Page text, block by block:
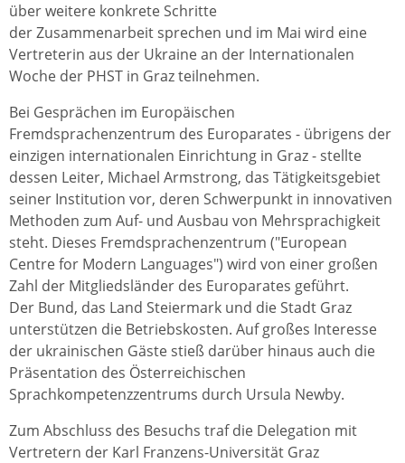
über weitere konkrete Schritte
der Zusammenarbeit sprechen und im Mai wird eine
Vertreterin aus der Ukraine an der Internationalen
Woche der PHST in Graz teilnehmen.
Bei Gesprächen im Europäischen
Fremdsprachenzentrum des Europarates - übrigens der
einzigen internationalen Einrichtung in Graz - stellte
dessen Leiter, Michael Armstrong, das Tätigkeitsgebiet
seiner Institution vor, deren Schwerpunkt in innovativen
Methoden zum Auf- und Ausbau von Mehrsprachigkeit
steht. Dieses Fremdsprachenzentrum ("European
Centre for Modern Languages") wird von einer großen
Zahl der Mitgliedsländer des Europarates geführt.
Der Bund, das Land Steiermark und die Stadt Graz
unterstützen die Betriebskosten. Auf großes Interesse
der ukrainischen Gäste stieß darüber hinaus auch die
Präsentation des Österreichischen
Sprachkompetenzzentrums durch Ursula Newby.
Zum Abschluss des Besuchs traf die Delegation mit
Vertretern der Karl Franzens-Universität Graz